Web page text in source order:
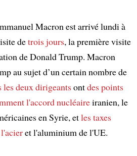
Macron est arrivé lundi à
detrois jours, la première visite
de Donald Trump. Macron
au sujet d’un certain nombre de
les deux dirigeantsontdes points
l'accord nucléaireiranien, le
en Syrie, etles taxes
l'acieret l'aluminium de l'UE.